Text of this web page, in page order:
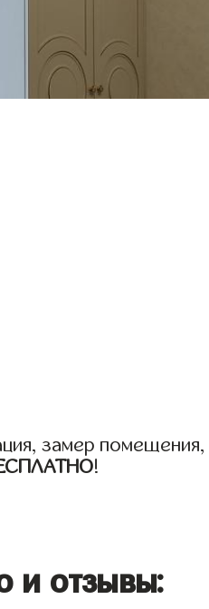
замер помещения,
!
и отзывы: